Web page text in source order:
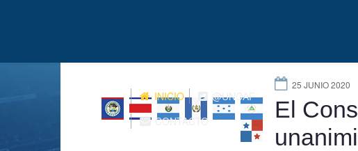
INICIO
@UNCAF
CONTACTO
25 JUNIO 2020
El